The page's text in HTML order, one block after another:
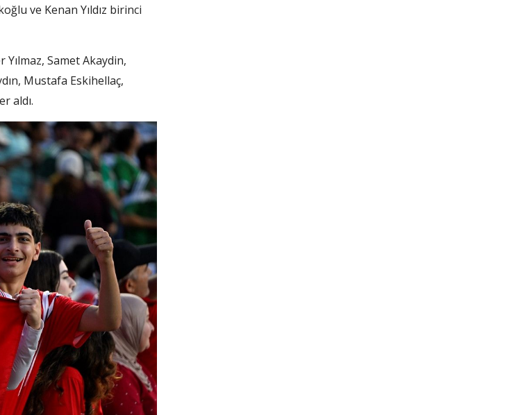
ve Kenan Yıldız birinci
Samet Akaydin,
Mustafa Eskihellaç,
aldı.